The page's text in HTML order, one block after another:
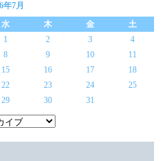
年7月
水 木 金
土
1
2 3
4
8 9 10
11
15 16 17
18
22 23 24
25
29 30 31